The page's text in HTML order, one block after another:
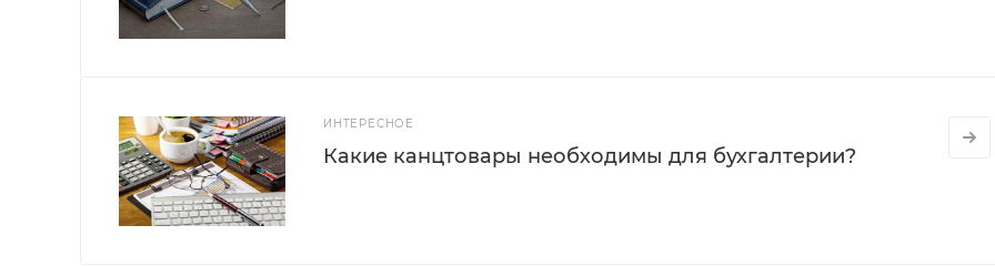
ИНТЕРЕСНОЕ
Какие канцтовары необходимы для бухгалтерии?